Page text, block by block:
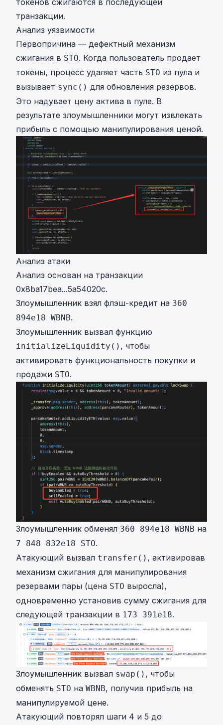
токенов сжигаются в последующей
транзакции.
Анализ уязвимости
Первопричина — дефектный механизм
сжигания в STO. Когда пользователь продает
токены, процесс удаляет часть STO из пула и
вызывает sync() для обновления резервов.
Это надувает цену актива в пуле. В
результате злоумышленники могут извлекать
прибыль с помощью манипулирования ценой.
Анализ атаки
Анализ основан на транзакции
0x8ba17bea...5a54020c.
Злоумышленник взял флэш-кредит на 360
894e18 WBNB.
Злоумышленник вызвал функцию
initializeLiquidity() , чтобы
активировать функциональность покупки и
продажи STO.
Злоумышленник обменял 360 894e18 WBNB на
7 848 832e18 STO.
Атакующий вызвал transfer() , активировав
механизм сжигания для манипулирования
резервами пары (цена STO выросла),
одновременно установив сумму сжигания для
следующей транзакции в 173 391e18.
Злоумышленник вызвал swap() , чтобы
обменять STO на WBNB, получив прибыль на
манипулируемой цене.
Атакующий повторял шаги 4 и 5 до